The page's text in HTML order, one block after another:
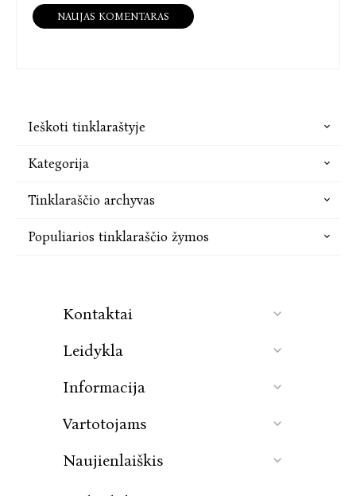
NAUJAS KOMENTARAS
Ieškoti tinklaraštyje
Kategorija
Tinklaraščio archyvas
Populiarios tinklaraščio žymos
Kontaktai
Leidykla
Informacija
Vartotojams
Naujienlaiškis